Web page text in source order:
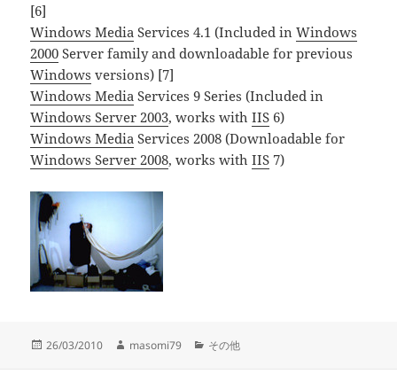
[6]
Windows Media Services 4.1 (Included inWindows
2000 Server family and downloadable for previous
Windows versions) [7]
Windows Media Services 9 Series (Included in
Windows Server 2003, works withIIS 6)
Windows Media Services 2008 (Downloadable for
Windows Server 2008, works withIIS 7)
投
26/03/2010
作
masomi79
カ
その他